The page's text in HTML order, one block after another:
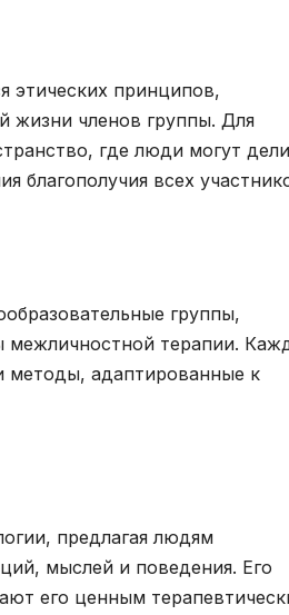
этических принципов,
жизни членов группы. Для
где люди могут
благополучия всех
группы,
межличностной терапии.
методы, адаптированные к
предлагая людям
мыслей и поведения. Его
его ценным